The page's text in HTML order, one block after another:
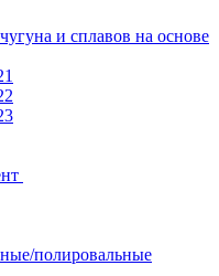
и сплавов на основе
полировальные